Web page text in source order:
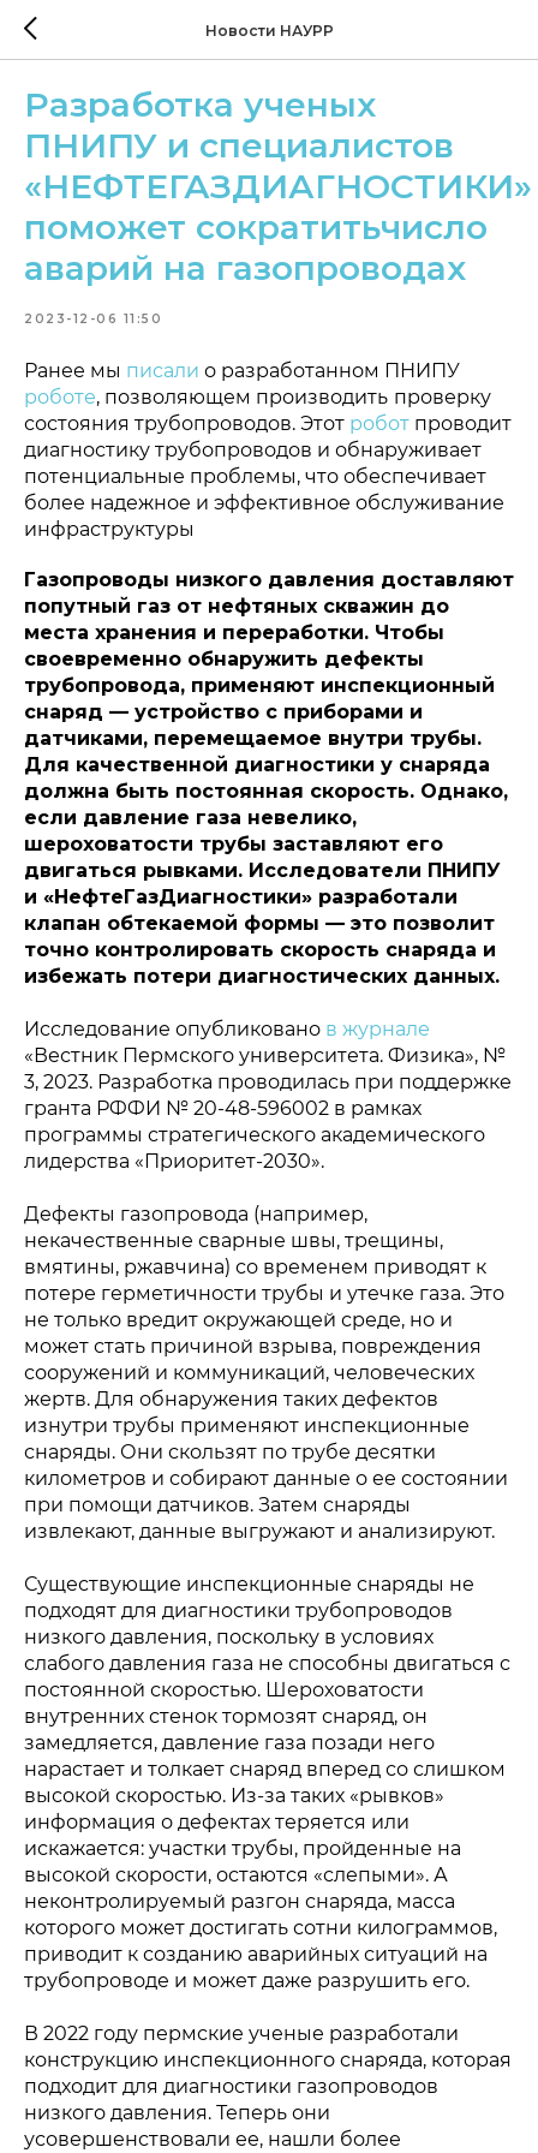
Новости НАУРР
Разработка ученых
ПНИПУ и специалистов
«НЕФТЕГАЗДИАГНОСТИКИ»
поможет сократитьчисло
аварий на газопроводах
2023-12-06 11:50
Ранее мы писали о разработанном ПНИПУ
роботе, позволяющем производить проверку
состояния трубопроводов. Этот робот проводит
диагностику трубопроводов и обнаруживает
потенциальные проблемы, что обеспечивает
более надежное и эффективное обслуживание
инфраструктуры
Газопроводы низкого давления доставляют
попутный газ от нефтяных скважин до
места хранения и переработки. Чтобы
своевременно обнаружить дефекты
трубопровода, применяют инспекционный
снаряд — устройство с приборами и
датчиками, перемещаемое внутри трубы.
Для качественной диагностики у снаряда
должна быть постоянная скорость. Однако,
если давление газа невелико,
шероховатости трубы заставляют его
двигаться рывками. Исследователи ПНИПУ
и «НефтеГазДиагностики» разработали
клапан обтекаемой формы — это позволит
точно контролировать скорость снаряда и
избежать потери диагностических данных.
Исследование опубликовано в журнале
«Вестник Пермского университета. Физика», №
3, 2023. Разработка проводилась при поддержке
гранта РФФИ № 20-48-596002 в рамках
программы стратегического академического
лидерства «Приоритет-2030».
Дефекты газопровода (например,
некачественные сварные швы, трещины,
вмятины, ржавчина) со временем приводят к
потере герметичности трубы и утечке газа. Это
не только вредит окружающей среде, но и
может стать причиной взрыва, повреждения
сооружений и коммуникаций, человеческих
жертв. Для обнаружения таких дефектов
изнутри трубы применяют инспекционные
снаряды. Они скользят по трубе десятки
километров и собирают данные о ее состоянии
при помощи датчиков. Затем снаряды
извлекают, данные выгружают и анализируют.
Существующие инспекционные снаряды не
подходят для диагностики трубопроводов
низкого давления, поскольку в условиях
слабого давления газа не способны двигаться с
постоянной скоростью. Шероховатости
внутренних стенок тормозят снаряд, он
замедляется, давление газа позади него
нарастает и толкает снаряд вперед со слишком
высокой скоростью. Из-за таких «рывков»
информация о дефектах теряется или
искажается: участки трубы, пройденные на
высокой скорости, остаются «слепыми». А
неконтролируемый разгон снаряда, масса
которого может достигать сотни килограммов,
приводит к созданию аварийных ситуаций на
трубопроводе и может даже разрушить его.
В 2022 году пермские ученые разработали
конструкцию инспекционного снаряда, которая
подходит для диагностики газопроводов
низкого давления. Теперь они
усовершенствовали ее, нашли более